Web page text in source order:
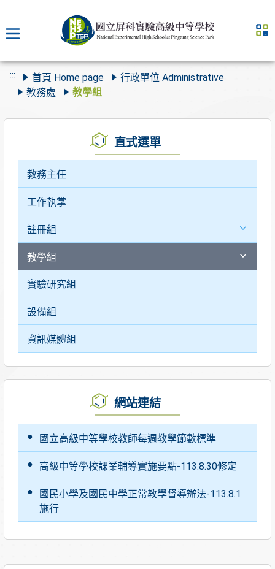
::: 首頁 Home page
行政單位 Administrative
教務處
教學組
直式選單
教務主任
工作執掌
註冊組
教學組
實驗研究組
設備組
資訊媒體組
網站連結
國立高級中等學校教師每週教學節數標準
高級中等學校課業輔導實施要點-113.8.30修定
國民小學及國民中學正常教學督導辦法-113.8.1
施行